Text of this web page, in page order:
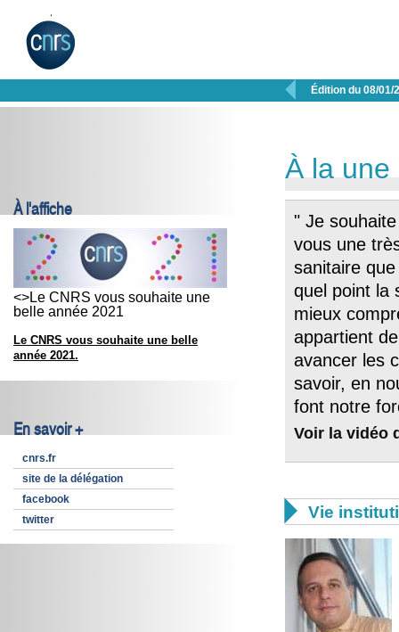
 Édition du 08/01/
À l'affiche
<>Le CNRS vous souhaite une
belle année 2021
Le CNRS vous souhaite une belle
année 2021.
En savoir +
cnrs.fr
site de la délégation
facebook
twitter
À la une
" Je
vous une
sanitaire
quel point la
mieux
appartient
avancer les
savoir, en
font notre
Voir la vidéo
 Vie